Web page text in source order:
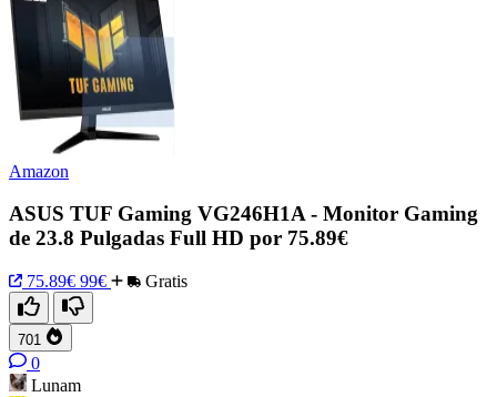
Amazon
ASUS TUF Gaming VG246H1A - Monitor Gaming
de 23.8 Pulgadas Full HD por 75.89€
75.89€ 99€ Gratis
701
0
Lunam